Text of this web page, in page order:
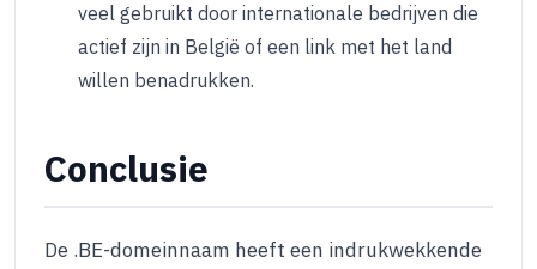
veel gebruikt door internationale bedrijven die
actief zijn in België of een link met het land
willen benadrukken.
Conclusie
De .BE-domeinnaam heeft een indrukwekkende